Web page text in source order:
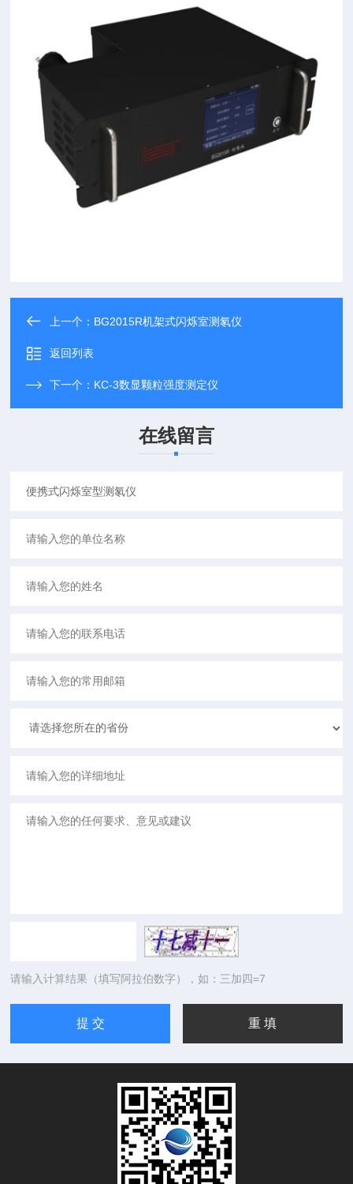
上一个： BG2015R机架式闪烁室测氡仪
返回列表
下一个： KC-3数显颗粒强度测定仪
在线留言
请输入计算结果（填写阿拉伯数字），如：三加四=7